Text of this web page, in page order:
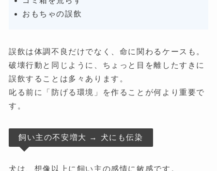
おもちゃの誤飲
誤飲は体調不良だけでなく、命に関わるケースも。
破壊行動と同じように、ちょっと目を離したすきに
誤飲することは多々あります。
叱る前に「防げる環境」を作ることが何より重要で
す。
飼い主の不安増大 → 犬にも伝染
犬は、想像以上に飼い主の感情に敏感です。